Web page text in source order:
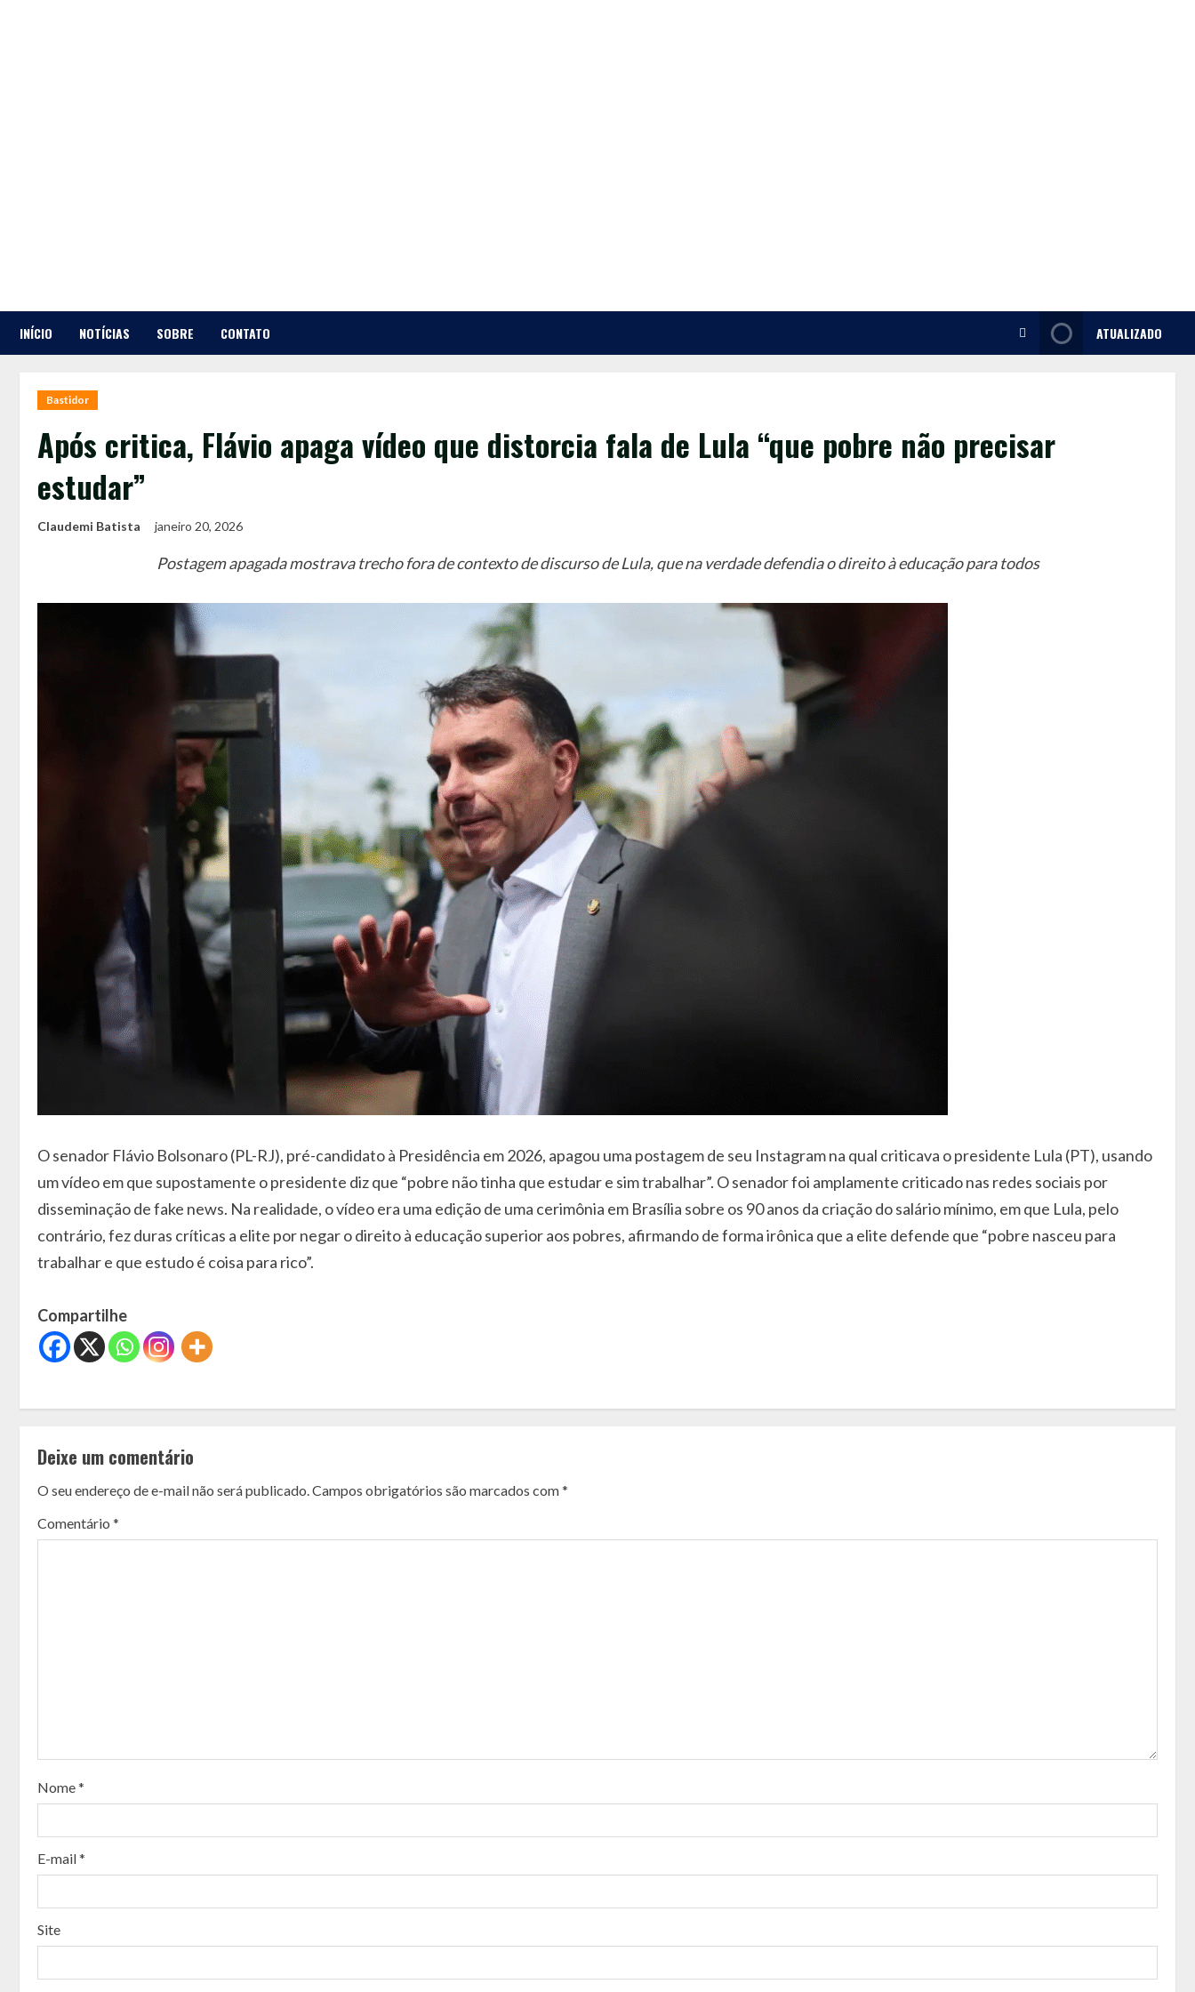
INÍCIO NOTÍCIAS SOBRE CONTATO ATUALIZADO
Bastidor
Após critica, Flávio apaga vídeo que distorcia fala de Lula “que pobre não precisar
estudar”
Claudemi Batista janeiro 20, 2026
Postagem apagada mostrava trecho fora de contexto de discurso de Lula, que na verdade defendia o direito à educação para todos
O senador Flávio Bolsonaro (PL-RJ), pré-candidato à Presidência em 2026, apagou uma postagem de seu Instagram na qual criticava o presidente Lula (PT), usando
um vídeo em que supostamente o presidente diz que “pobre não tinha que estudar e sim trabalhar”. O senador foi amplamente criticado nas redes sociais por
disseminação de fake news. Na realidade, o vídeo era uma edição de uma cerimônia em Brasília sobre os 90 anos da criação do salário mínimo, em que Lula, pelo
contrário, fez duras críticas a elite por negar o direito à educação superior aos pobres, afirmando de forma irônica que a elite defende que “pobre nasceu para
trabalhar e que estudo é coisa para rico”.
Compartilhe
C
n
t
i
a
d
i
n
g
Deixe um comentário
O seu endereço de e-mail não será publicado. Campos obrigatórios são marcados com*
Comentário *
Nome*
E-mail*
Site